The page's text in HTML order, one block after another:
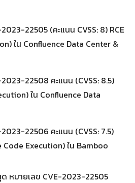
22505 (คะแนน CVSS: 8) RCE
ใน Confluence Data Center &
22508 คะแนน (CVSS: 8.5)
ใน Confluence Data
22506 คะแนน (CVSS: 7.5)
Execution) ใน Bamboo
หมายเลข CVE-2023-22505